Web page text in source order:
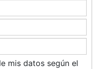
mis datos según el